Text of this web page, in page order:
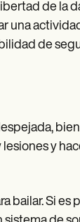
de la
una
de
y
bailar. Si es